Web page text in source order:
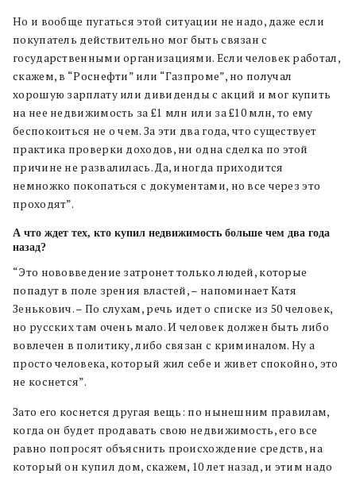
Но и вообще пугаться этой ситуации не надо, даже если
покупатель действительно мог быть связан с
государственными организациями. Если человек работал,
скажем, в “Роснефти” или “Газпроме”, но получал
хорошую зарплату или дивиденды с акций и мог купить
на нее недвижимость за £1 млн или за £10 млн, то ему
беспокоиться не о чем. За эти два года, что существует
практика проверки доходов, ни одна сделка по этой
причине не развалилась. Да, иногда приходится
немножко покопаться с документами, но все через это
проходят”.
А что ждет тех, кто купил недвижимость больше чем два года
назад?
“Это нововведение затронет только людей, которые
попадут в поле зрения властей, – напоминает Катя
Зенькович. – По слухам, речь идето списке из 50 человек,
но русских там очень мало. И человек должен быть либо
вовлечен в политику, либо связан с криминалом. Ну а
просто человека, который жил себе и живет спокойно, это
не коснется”.
Зато его коснется другая вещь: по нынешним правилам,
когда он будет продавать свою недвижимость, его все
равно попросят объяснить происхождение средств, на
который он купил дом, скажем, 10 лет назад, и этим надо